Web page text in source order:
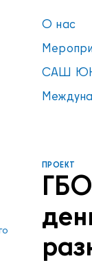
О нас
САШ
ПРОЕКТ
УВЕДОМЛЕНИЕ
пуст